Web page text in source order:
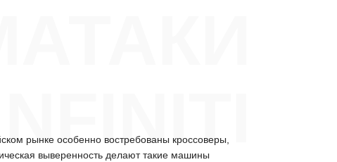
рынке особенно востребованы кроссоверы,
выверенность делают такие машины